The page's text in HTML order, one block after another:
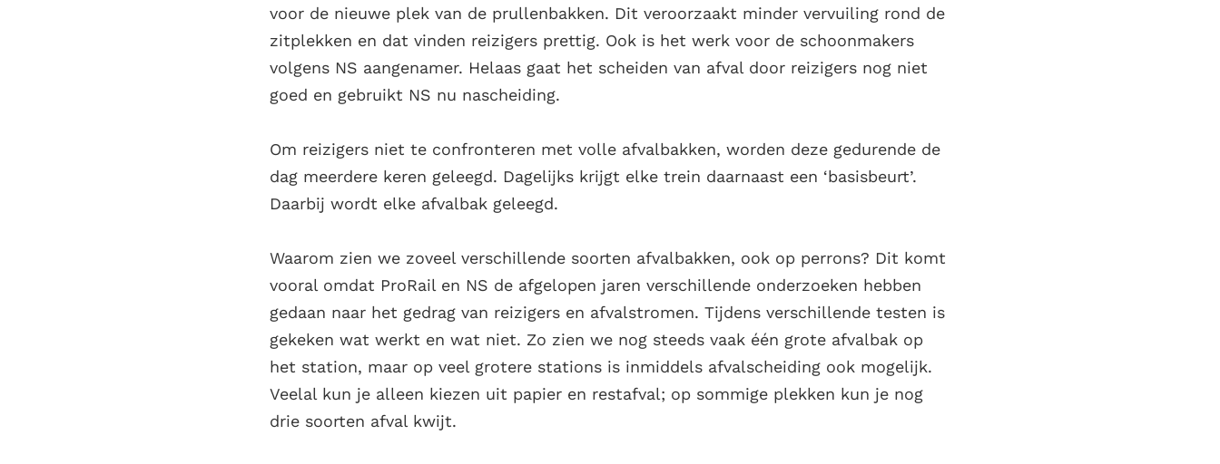
voor de nieuwe plek van de prullenbakken. Dit veroorzaakt minder vervuiling rond de
zitplekken en dat vinden reizigers prettig. Ook is het werk voor de schoonmakers
volgens NS aangenamer. Helaas gaat het scheiden van afval door reizigers nog niet
goed en gebruikt NS nu nascheiding.
Om reizigers niet te confronteren met volle afvalbakken, worden deze gedurende de
dag meerdere keren geleegd. Dagelijks krijgt elke trein daarnaast een ‘basisbeurt’.
Daarbij wordt elke afvalbak geleegd.
Waarom zien we zoveel verschillende soorten afvalbakken, ook op perrons? Dit komt
vooral omdat ProRail en NS de afgelopen jaren verschillende onderzoeken hebben
gedaan naar het gedrag van reizigers en afvalstromen. Tijdens verschillende testen is
gekeken wat werkt en wat niet. Zo zien we nog steeds vaak één grote afvalbak op
het station, maar op veel grotere stations is inmiddels afvalscheiding ook mogelijk.
Veelal kun je alleen kiezen uit papier en restafval; op sommige plekken kun je nog
drie soorten afval kwijt.